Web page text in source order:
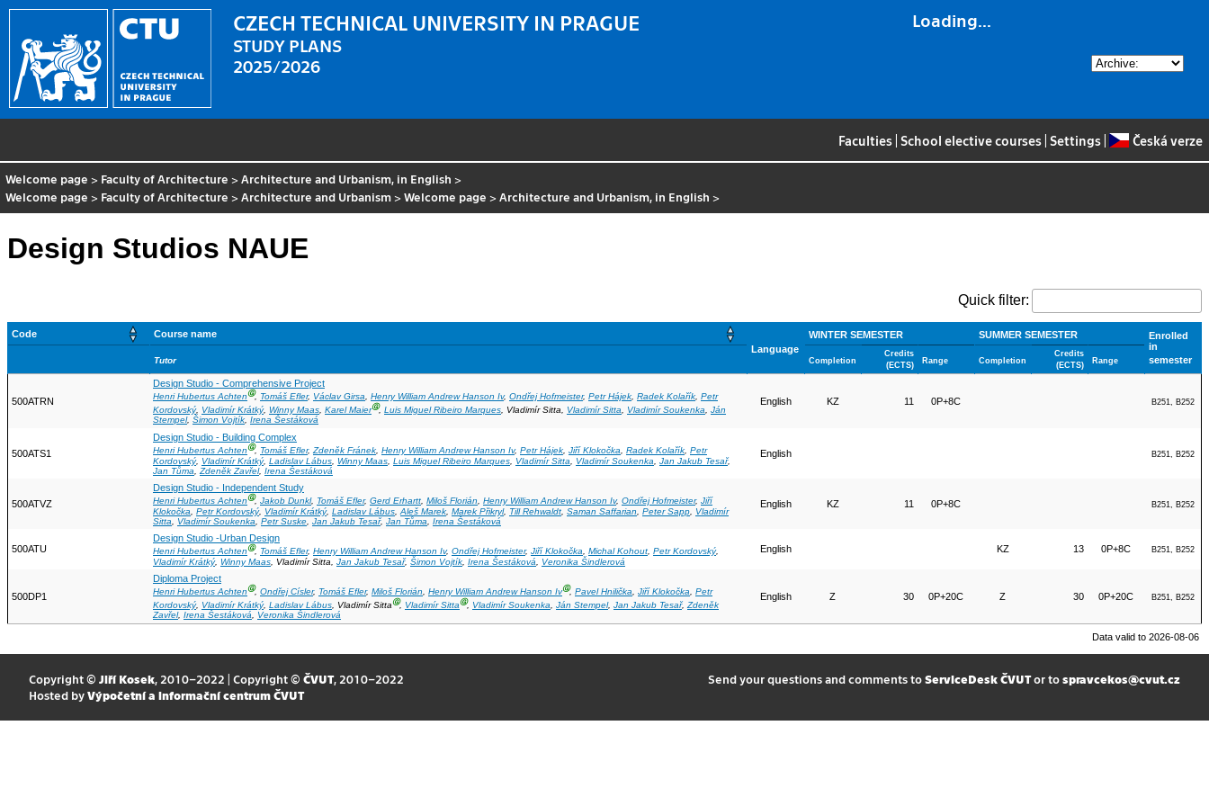
Loading...
CZECH TECHNICAL UNIVERSITY IN PRAGUE
STUDY PLANS
2025/2026
Faculties School elective courses Settings Česká verze
Welcome page > Faculty of Architecture > Architecture and Urbanism, in English >
Welcome page > Faculty of Architecture > Architecture and Urbanism >Welcome page > Architecture and Urbanism, in English >
Design Studios NAUE
Quick filter:
Code
Course name
Language
WINTER SEMESTER SUMMER SEMESTER
Enrolled
in
semester
Tutor Completion
Credits
(ECTS)
Range Completion
Credits
(ECTS)
Range
500ATRN
Design Studio - Comprehensive Project
Henri Hubertus AchtenⒼ, Tomáš Efler, Václav Girsa, Henry William Andrew Hanson Iv, Ondřej Hofmeister, Petr Hájek, Radek Kolařík, Petr
Kordovský, Vladimír Krátký, Winny Maas Karel MaierⒼ, Luis Miguel Ribeiro Marques , Vladimír Sitta, Vladimír Sitta Vladimír Soukenka
Ján
Stempel, Šimon Vojtík Irena Šestáková
English KZ 11 0P+8C B251, B252
500ATS1
Design Studio - Building Complex
Henri Hubertus AchtenⒼ, Tomáš Efler,Zdeněk Fránek, Henry William Andrew Hanson Iv, Petr Hájek, Jiří Klokočka, Radek Kolařík, Petr
Kordovský, Vladimír Krátký, Ladislav Lábus Winny Maas Luis Miguel Ribeiro Marques Vladimír Sitta Vladimír Soukenka Jan Jakub Tesař,
Jan Tůma
Zdeněk Zavřel, Irena Šestáková
English B251, B252
500ATVZ
Design Studio - Independent Study
Henri Hubertus AchtenⒼ, Jakob Dunkl, Tomáš Efler, Gerd Erhartt, Miloš Florián, Henry William Andrew Hanson Iv, Ondřej Hofmeister, Jiří
Klokočka
Petr Kordovský, Vladimír Krátký, Ladislav Lábus Aleš Marek Marek Přikryl, Till Rehwaldt Saman Saffarian Peter Sapp
Vladimír
Sitta
Vladimír Soukenka Petr Suske Jan Jakub Tesař, Jan Tůma Irena Šestáková
English KZ 11 0P+8C B251, B252
500ATU
Design Studio -Urban Design
Henri Hubertus AchtenⒼ, Tomáš Efler, Henry William Andrew Hanson Iv, Ondřej Hofmeister, Jiří Klokočka, Michal Kohout, Petr Kordovský,
Vladimír Krátký, Winny Maas , Vladimír Sitta, Jan Jakub Tesař, Šimon Vojtík Irena Šestáková Veronika Šindlerová
English KZ 13 0P+8C B251, B252
500DP1
Diploma Project
Henri Hubertus AchtenⒼ, Ondřej Císler, Tomáš Efler, Miloš Florián, Henry William Andrew Hanson IvⒼ, Pavel Hnilička, Jiří Klokočka, Petr
Kordovský, Vladimír Krátký, Ladislav Lábus , Vladimír SittaⒼ, Vladimír SittaⒼ, Vladimír Soukenka Ján Stempel, Jan Jakub Tesař, Zdeněk
Zavřel, Irena Šestáková Veronika Šindlerová
English Z 30 0P+20C Z 30 0P+20C B251, B252
Data valid to 2026-08-06
Copyright © Jiří Kosek, 2010–2022 | Copyright © ČVUT, 2010–2022
Hosted by Výpočetní a informační centrum ČVUT
Send your questions and comments toServiceDesk ČVUTor tospravcekos@cvut.cz